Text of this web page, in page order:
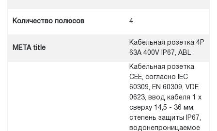
Количество полюсов 4
META title
Кабельная розетка 4Р
63А 400V IP67, ABL
Кабельная розетка
CEE, согласно IEC
60309, EN 60309, VDE
0623, ввод кабеля 1 x
сверху 14,5 - 36 мм,
степень защиты IP67,
водонепроницаемое